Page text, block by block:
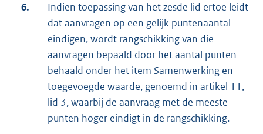
6.
Indien toepassing van het zesde lid ertoe leidt
dat aanvragen op een gelijk puntenaantal
eindigen, wordt rangschikking van die
aanvragen bepaald door het aantal punten
behaald onder het item Samenwerking en
toegevoegde waarde, genoemd in artikel 11,
lid 3, waarbij de aanvraag met de meeste
punten hoger eindigt in de rangschikking.